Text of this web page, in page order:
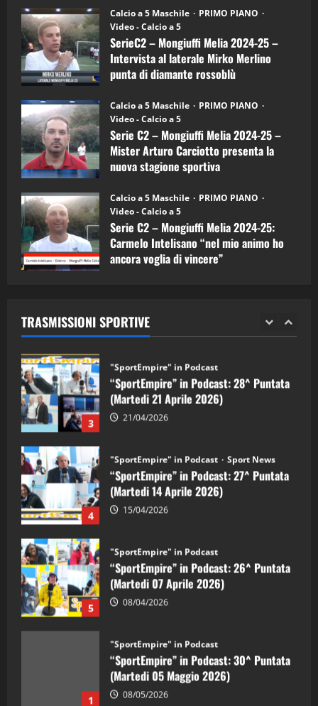
6)
–
Intervista
a
mister
Arturo
Carciotto
(Mongiuffi
Calcio a 5 Maschile
PRIMO PIANO
Video - Calcio a 5
SerieC2 – Mongiuffi Melia 2024-25 –
Intervista al laterale Mirko Merlino
punta di diamante rossoblù
Calcio a 5 Maschile
PRIMO PIANO
Video - Calcio a 5
Serie C2 – Mongiuffi Melia 2024-25 –
Mister Arturo Carciotto presenta la
nuova stagione sportiva
Calcio a 5 Maschile
PRIMO PIANO
Video - Calcio a 5
Serie C2 – Mongiuffi Melia 2024-25:
Carmelo Intelisano “nel mio animo ho
ancora voglia di vincere”
TRASMISSIONI SPORTIVE
4
“SportEmpire” in Podcast: 27^ Puntata
(Martedi 14 Aprile 2026)
15/04/2026
5
“SportEmpire” in Podcast: 26^ Puntata
(Martedi 07 Aprile 2026)
08/04/2026
1
“SportEmpire” in Podcast: 30^ Puntata
(Martedi 05 Maggio 2026)
08/05/2026
2 28/04/2026
3
"SportEmpire" in Podcast
“SportEmpire” in Podcast: 28^ Puntata
(Martedi 21 Aprile 2026)
21/04/2026
4
"SportEmpire" in Podcast Sport News
“SportEmpire” in Podcast: 27^ Puntata
(Martedi 14 Aprile 2026)
15/04/2026
5
"SportEmpire" in Podcast
“SportEmpire” in Podcast: 26^ Puntata
(Martedi 07 Aprile 2026)
08/04/2026
1
"SportEmpire" in Podcast
“SportEmpire” in Podcast: 30^ Puntata
(Martedi 05 Maggio 2026)
08/05/2026